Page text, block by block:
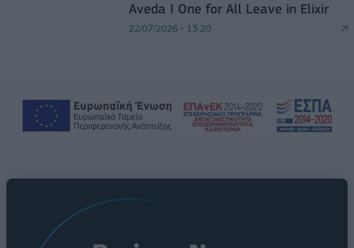
Aveda I One for All Leave in Elixir
22/07/2026 - 13:20